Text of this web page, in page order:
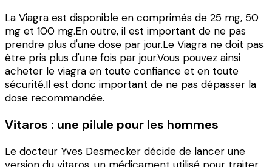
La Viagra est disponible en comprimés de 25 mg, 50
mg et 100 mg.En outre, il est important de ne pas
prendre plus d'une dose par jour.Le Viagra ne doit pas
être pris plus d'une fois par jour.Vous pouvez ainsi
acheter le viagra en toute confiance et en toute
sécurité.Il est donc important de ne pas dépasser la
dose recommandée.
Vitaros : une pilule pour les hommes
Le docteur Yves Desmecker décide de lancer une